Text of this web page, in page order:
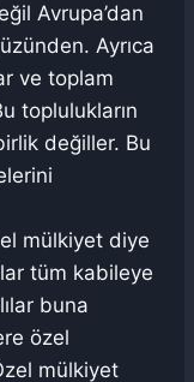
Avrupa’dan
Ayrıca
ve toplam
toplulukların
değiller. Bu
mülkiyet diye
tüm kabileye
buna
özel
mülkiyet